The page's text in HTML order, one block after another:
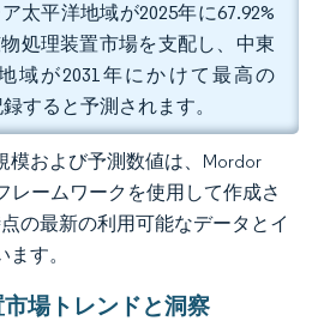
太平洋地域が2025年に67.92%
処理装置市場を支配し、中東
域が2031年にかけて最高の
すると予測されます。
模および予測数値は、Mordor
レームワークを使用して作成さ
の最新の利用可能なデータとイ
す。
場トレンドと洞察